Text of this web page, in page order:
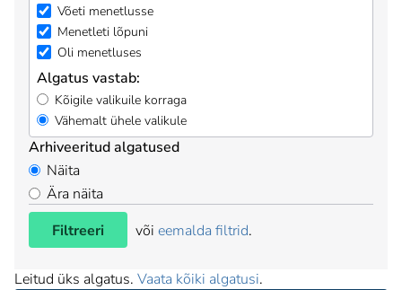
Võeti menetlusse
Menetleti lõpuni
Oli menetluses
Algatus vastab:
Kõigile valikuile korraga
Vähemalt ühele valikule
Arhiveeritud algatused
Näita
Ära näita
Filtreeri
või eemalda filtrid.
Leitud üks algatus. Vaata kõiki algatusi.